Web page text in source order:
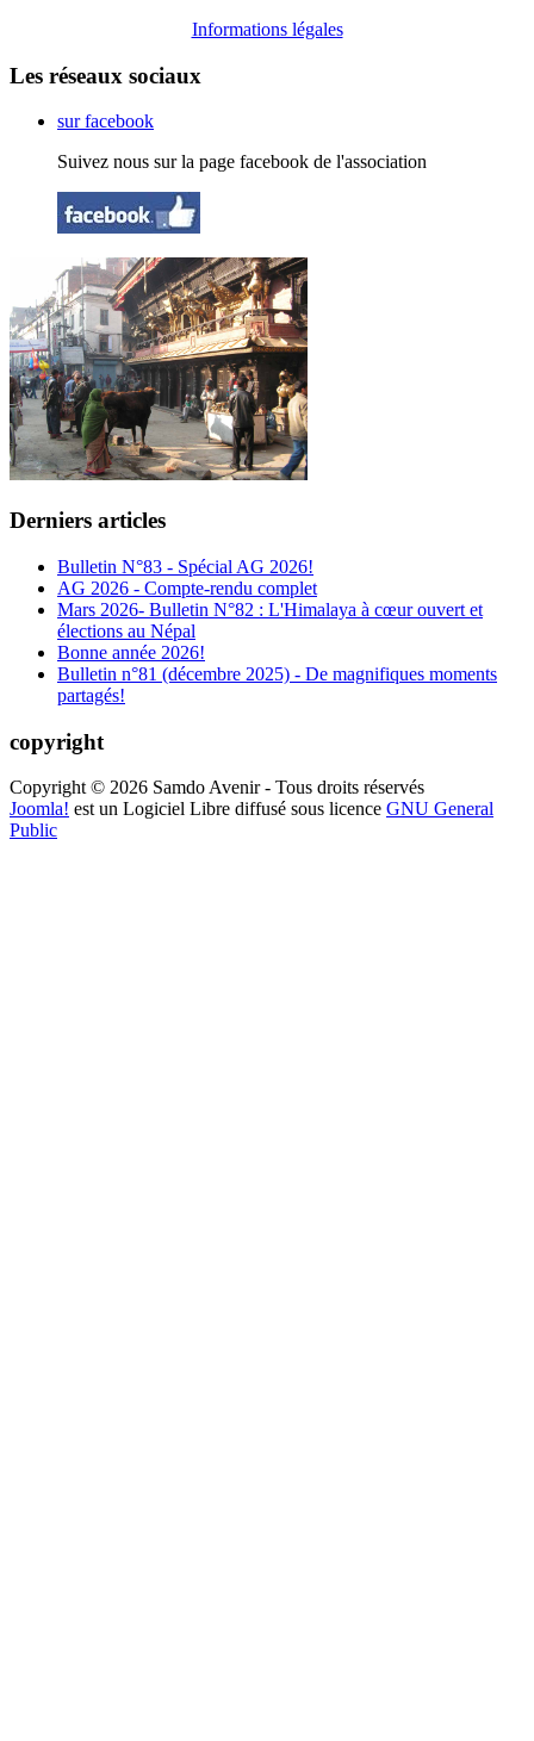
Informations légales
Les réseaux sociaux
sur facebook
Suivez nous sur la page facebook de l'association
Derniers articles
Bulletin N°83 - Spécial AG 2026!
AG 2026 - Compte-rendu complet
Mars 2026- Bulletin N°82 : L'Himalaya à cœur ouvert et
élections au Népal
Bonne année 2026!
Bulletin n°81 (décembre 2025) - De magnifiques moments
partagés!
copyright
Copyright © 2026 Samdo Avenir - Tous droits réservés
Joomla! est un Logiciel Libre diffusé sous licence GNU General
Public